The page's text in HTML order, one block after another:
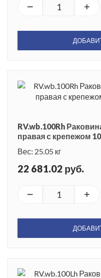
RV.wb.100Rh
правая с крепежом
Вес: 25.05 кг
22 681.02 руб.